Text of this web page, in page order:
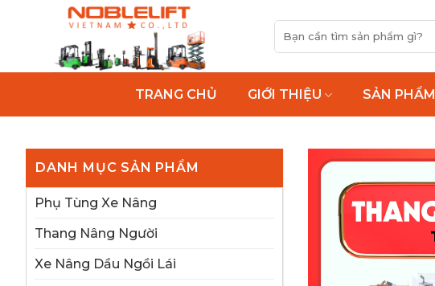
dung
Tìm
kiếm:
TRANG CHỦ GIỚI THIỆU SẢN PHẨM
DANH MỤC SẢN PHẨM
Phụ Tùng Xe Nâng
Thang Nâng Người
Xe Nâng Dầu Ngồi Lái